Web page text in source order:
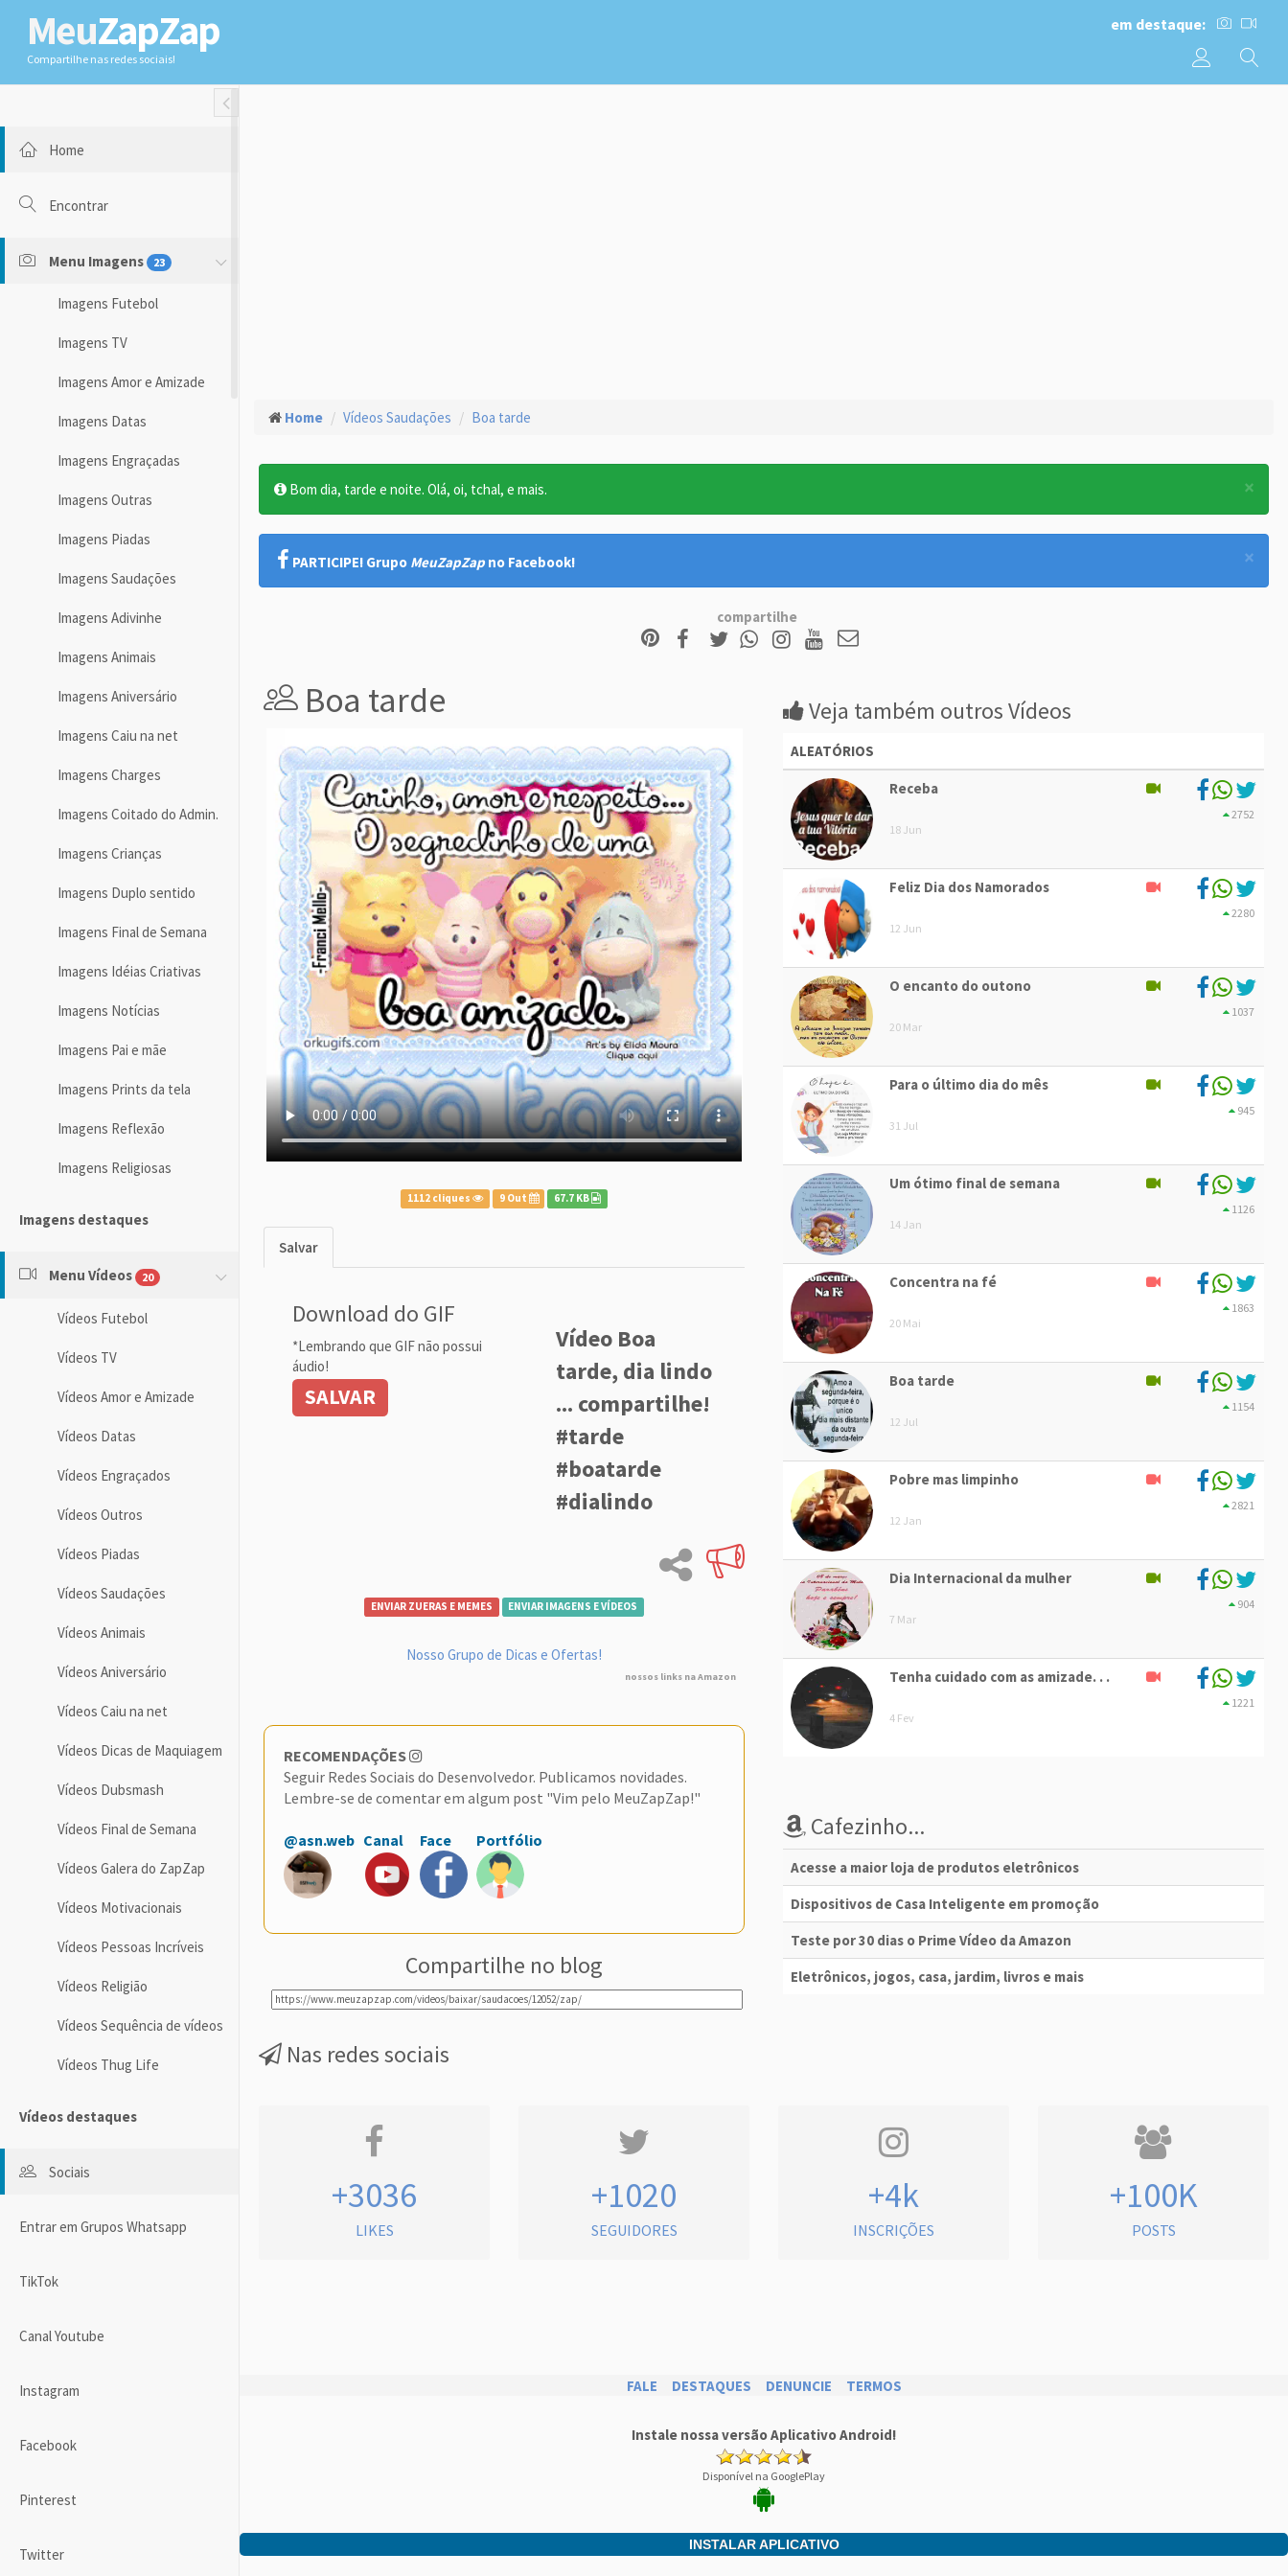
MeuZapZap
Compartilhe nas redes sociais!
em destaque:
Toggle Fullwidth
Home
Encontrar
Menu Imagens 23
Imagens Futebol
Imagens TV
Imagens Amor e Amizade
Imagens Datas
Imagens Engraçadas
Imagens Outras
Imagens Piadas
Imagens Saudações
Imagens Adivinhe
Imagens Animais
Imagens Aniversário
Imagens Caiu na net
Imagens Charges
Imagens Coitado do Admin.
Imagens Crianças
Imagens Duplo sentido
Imagens Final de Semana
Imagens Idéias Criativas
Imagens Notícias
Imagens Pai e mãe
Imagens Prints da tela
Imagens Reflexão
Imagens Religiosas
Imagens destaques
Menu Vídeos 20
Vídeos Futebol
Vídeos TV
Vídeos Amor e Amizade
Vídeos Datas
Vídeos Engraçados
Vídeos Outros
Vídeos Piadas
Vídeos Saudações
Vídeos Animais
Vídeos Aniversário
Vídeos Caiu na net
Vídeos Dicas de Maquiagem
Vídeos Dubsmash
Vídeos Final de Semana
Vídeos Galera do ZapZap
Vídeos Motivacionais
Vídeos Pessoas Incríveis
Vídeos Religião
Vídeos Sequência de vídeos
Vídeos Thug Life
Vídeos destaques
Sociais
Entrar em Grupos Whatsapp
TikTok
Canal Youtube
Instagram
Facebook
Pinterest
Twitter
Home Vídeos Saudações Boa tarde
×
Bom dia, tarde e noite. Olá, oi, tchal, e mais.
×
PARTICIPE! Grupo MeuZapZap no Facebook!
compartilhe
Boa tarde
1112 cliques 9 Out 67.7 KB
Salvar
Download do GIF
*Lembrando que GIF não possui
áudio!
SALVAR
Vídeo Boa
tarde, dia lindo
... compartilhe!
#tarde
#boatarde
#dialindo
ENVIAR ZUERAS E MEMES ENVIAR IMAGENS E VÍDEOS
Nosso Grupo de Dicas e Ofertas!
nossos links na Amazon
RECOMENDAÇÕES
Seguir Redes Sociais do Desenvolvedor. Publicamos novidades.
Lembre-se de comentar em algum post "Vim pelo MeuZapZap!"
@asn.web Canal Face Portfólio
Compartilhe no blog
Veja também outros Vídeos
ALEATÓRIOS
Receba
18 Jun
2752
Feliz Dia dos Namorados
12 Jun
2280
O encanto do outono
20 Mar
1037
Para o último dia do mês
31 Jul
945
Um ótimo final de semana
14 Jan
1126
Concentra na fé
20 Mai
1863
Boa tarde
12 Jul
1154
Pobre mas limpinho
12 Jan
2821
Dia Internacional da mulher
7 Mar
904
Tenha cuidado com as amizade. . .
4 Fev
1221
Cafezinho...
Acesse a maior loja de produtos eletrônicos
Dispositivos de Casa Inteligente em promoção
Teste por 30 dias o Prime Vídeo da Amazon
Eletrônicos, jogos, casa, jardim, livros e mais
Nas redes sociais
+3036
LIKES
+1020
SEGUIDORES
+4k
INSCRIÇÕES
+100K
POSTS
FALE DESTAQUES DENUNCIE TERMOS
Instale nossa versão Aplicativo Android!
Disponível na GooglePlay
INSTALAR APLICATIVO